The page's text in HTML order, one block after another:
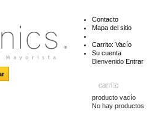
Contacto
Mapa del sitio
Carrito: Vacío
Su cuenta
Bienvenido Entrar
carrito
producto vacío
No hay productos